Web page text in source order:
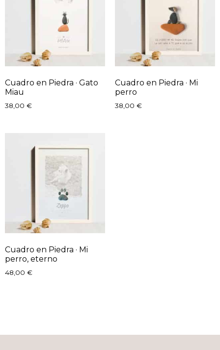
Cuadro en Piedra · Gato
Miau
38,00 €
Cuadro en Piedra · Mi
perro
38,00 €
Cuadro en Piedra · Mi
perro, eterno
48,00 €